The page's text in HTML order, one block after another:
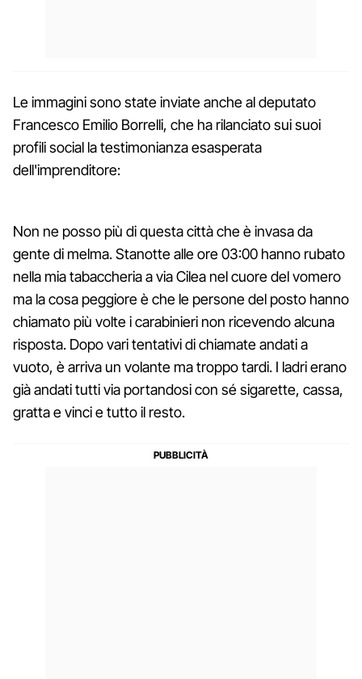
Le immagini sono state inviate anche al deputato
Francesco Emilio Borrelli, che ha rilanciato sui suoi
profili social la testimonianza esasperata
dell'imprenditore:
Non ne posso più di questa città che è invasa da
gente di melma. Stanotte alle ore 03:00 hanno rubato
nella mia tabaccheria a via Cilea nel cuore del vomero
ma la cosa peggiore è che le persone del posto hanno
chiamato più volte i carabinieri non ricevendo alcuna
risposta. Dopo vari tentativi di chiamate andati a
vuoto, è arriva un volante ma troppo tardi. I ladri erano
già andati tutti via portandosi con sé sigarette, cassa,
gratta e vinci e tutto il resto.